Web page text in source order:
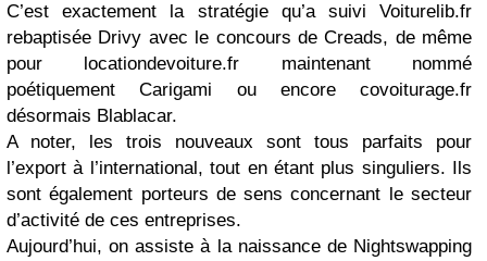
C’est exactement la stratégie qu’a suivi Voiturelib.fr
rebaptisée Drivy avec le concours de Creads, de même
pour locationdevoiture.fr maintenant nommé
poétiquement Carigami ou encore covoiturage.fr
désormais Blablacar.
A noter, les trois nouveaux sont tous parfaits pour
l’export à l’international, tout en étant plus singuliers. Ils
sont également porteurs de sens concernant le secteur
d’activité de ces entreprises.
Aujourd’hui, on assiste à la naissance de Nightswapping